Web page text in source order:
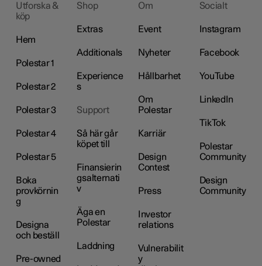
Utforska &
köp
Hem
Polestar 1
Polestar 2
Polestar 3
Polestar 4
Polestar 5
Boka
provkörnin
g
Designa
och beställ
Pre-owned
Shop
Extras
Additionals
Experience
s
Support
Så här går
köpet till
Finansierin
gsalternati
v
Äga en
Polestar
Laddning
Om
Event
Nyheter
Hållbarhet
Om
Polestar
Karriär
Design
Contest
Press
Investor
relations
Vulnerabilit
y
Socialt
Instagram
Facebook
YouTube
LinkedIn
TikTok
Polestar
Community
Design
Community